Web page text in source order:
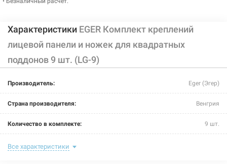
Характеристики EGER Комплект креплений
лицевой панели и ножек для квадратных
поддонов 9 шт. (LG-9)
Производитель: Eger (Эгер)
Страна производителя: Венгрия
Количество в комплекте: 9 шт.
Материал:
Все характеристики